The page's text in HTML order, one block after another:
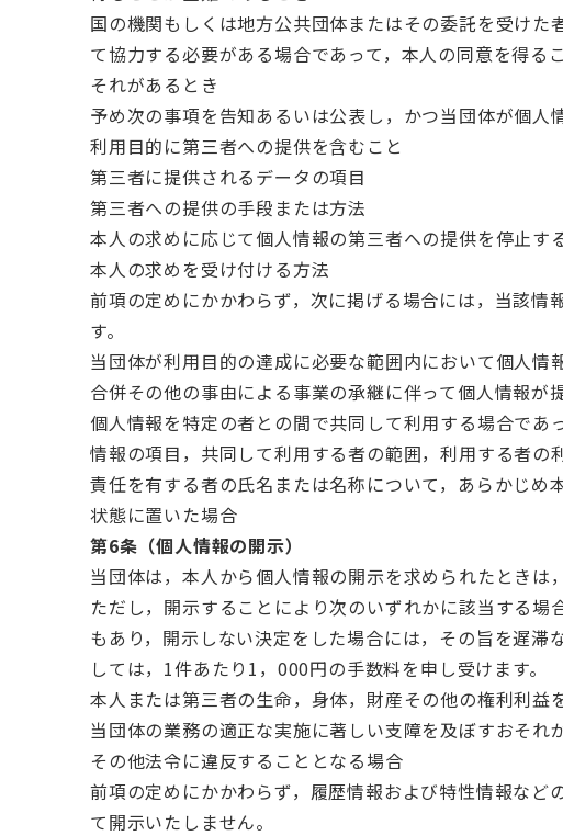
国の機関もしくは地方公共団体またはその委託を受けた
て協力する必要がある場合であって，本人の同意を得る
それがあるとき
予め次の事項を告知あるいは公表し，かつ当団体が個人
利用目的に第三者への提供を含むこと
第三者に提供されるデータの項目
第三者への提供の手段または方法
本人の求めに応じて個人情報の第三者への提供を停止す
本人の求めを受け付ける方法
前項の定めにかかわらず，次に掲げる場合には，当該情
す。
当団体が利用目的の達成に必要な範囲内において個人
合併その他の事由による事業の承継に伴って個人情報が
個人情報を特定の者との間で共同して利用する場合であ
情報の項目，共同して利用する者の範囲，利用する者の
責任を有する者の氏名または名称について，あらかじめ
状態に置いた場合
第6条（個人情報の開示）
当団体は，本人から個人情報の開示を求められたときは
ただし，開示することにより次のいずれかに該当する場
もあり，開示しない決定をした場合には，その旨を遅滞
しては，1件あたり1，000円の手数料を申し受けます。
本人または第三者の生命，身体，財産その他の権利利益
当団体の業務の適正な実施に著しい支障を及ぼすおそれ
その他法令に違反することとなる場合
前項の定めにかかわらず，履歴情報および特性情報など
て開示いたしません。